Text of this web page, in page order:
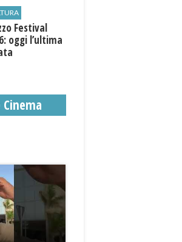
Festival
oggi l’ultima